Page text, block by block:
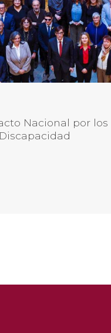
Nacional por